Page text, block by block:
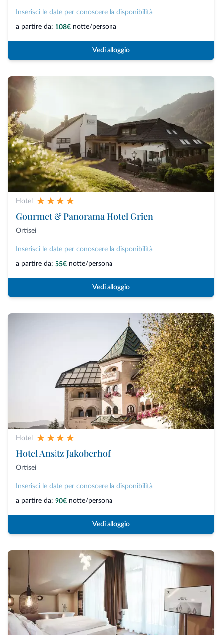
Inserisci le date per conoscere la disponibilità
a partire da: 108€ notte/persona
Vedi alloggio
Hotel
Gourmet & Panorama Hotel Grien
Ortisei
Inserisci le date per conoscere la disponibilità
a partire da: 55€ notte/persona
Vedi alloggio
Hotel
Hotel Ansitz Jakoberhof
Ortisei
Inserisci le date per conoscere la disponibilità
a partire da: 90€ notte/persona
Vedi alloggio